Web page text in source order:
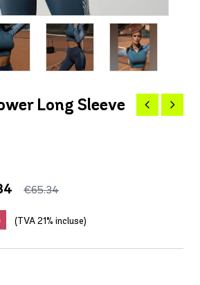
Long Sleeve
€65.34
(TVA 21% incluse)